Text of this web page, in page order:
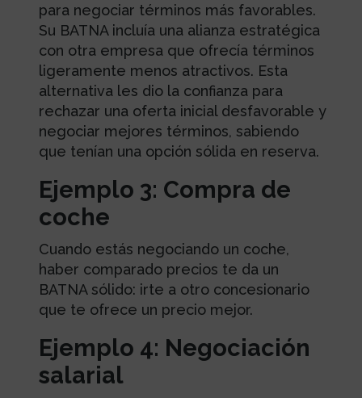
para negociar términos más favorables.
Su BATNA incluía una alianza estratégica
con otra empresa que ofrecía términos
ligeramente menos atractivos. Esta
alternativa les dio la confianza para
rechazar una oferta inicial desfavorable y
negociar mejores términos, sabiendo
que tenían una opción sólida en reserva.
Ejemplo 3: Compra de
coche
Cuando estás negociando un coche,
haber comparado precios te da un
BATNA sólido: irte a otro concesionario
que te ofrece un precio mejor.
Ejemplo 4: Negociación
salarial